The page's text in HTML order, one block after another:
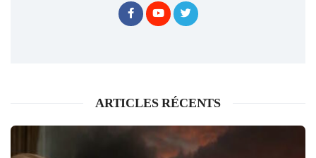
ARTICLES RÉCENTS